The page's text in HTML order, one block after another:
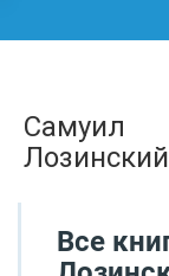
Самуил
Лозинский
Все